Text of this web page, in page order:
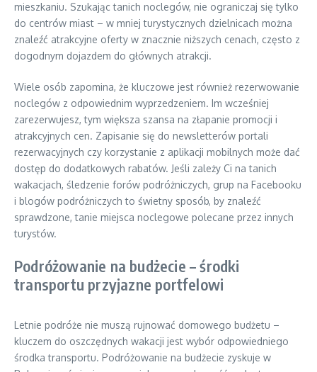
mieszkaniu. Szukając tanich noclegów, nie ograniczaj się tylko
do centrów miast – w mniej turystycznych dzielnicach można
znaleźć atrakcyjne oferty w znacznie niższych cenach, często z
dogodnym dojazdem do głównych atrakcji.
Wiele osób zapomina, że kluczowe jest również rezerwowanie
noclegów z odpowiednim wyprzedzeniem. Im wcześniej
zarezerwujesz, tym większa szansa na złapanie promocji i
atrakcyjnych cen. Zapisanie się do newsletterów portali
rezerwacyjnych czy korzystanie z aplikacji mobilnych może dać
dostęp do dodatkowych rabatów. Jeśli zależy Ci na tanich
wakacjach, śledzenie forów podróżniczych, grup na Facebooku
i blogów podróżniczych to świetny sposób, by znaleźć
sprawdzone, tanie miejsca noclegowe polecane przez innych
turystów.
Podróżowanie na budżecie – środki
transportu przyjazne portfelowi
Letnie podróże nie muszą rujnować domowego budżetu –
kluczem do oszczędnych wakacji jest wybór odpowiedniego
środka transportu. Podróżowanie na budżecie zyskuje w